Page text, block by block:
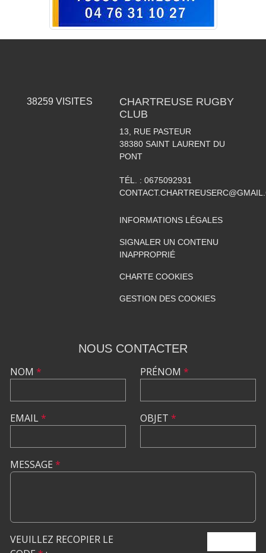
38259 VISITES
CHARTREUSE RUGBY
CLUB
13, RUE PASTEUR
38380 SAINT LAURENT DU
PONT
TÉL. : 0675092931
INFORMATIONS LÉGALES
SIGNALER UN CONTENU
INAPPROPRIÉ
CHARTE COOKIES
GESTION DES COOKIES
NOUS CONTACTER
NOM *
EMAIL*
PRÉNOM *
OBJET *
MESSAGE *
VEUILLEZ RECOPIER LE